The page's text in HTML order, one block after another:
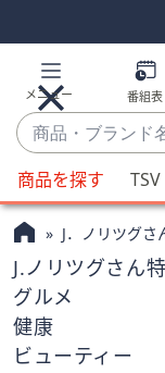
Links
Links2
メニュー 番組表
商
品・
ブ
ラ
ン
ド
名
か
ら
探
候
補
が
利
用
可
能
な
商品を探す TSV
J．ノリツグさ
J.ノリツグさん
グルメ
健康
ビューティー